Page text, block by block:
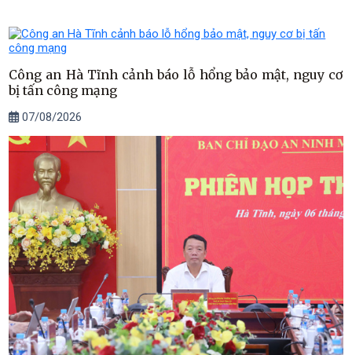
Công an Hà Tĩnh cảnh báo lỗ hổng bảo mật, nguy cơ
bị tấn công mạng
07/08/2026